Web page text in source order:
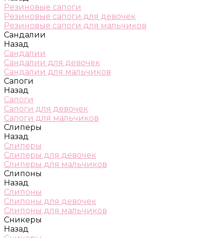
Резиновые сапоги
Резиновые сапоги для девочек
Резиновые сапоги для мальчиков
Сандалии
Назад
Сандалии
Сандалии для девочек
Сандалии для мальчиков
Сапоги
Назад
Сапоги
Сапоги для девочек
Сапоги для мальчиков
Слиперы
Назад
Слиперы
Слиперы для девочек
Слиперы для мальчиков
Слипоны
Назад
Слипоны
Слипоны для девочек
Слипоны для мальчиков
Сникеры
Назад